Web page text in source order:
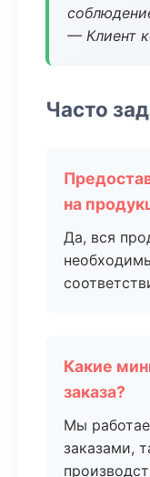
— Клиент
Часто
на
Да, вся
Какие
заказа?
Мы
заказами,